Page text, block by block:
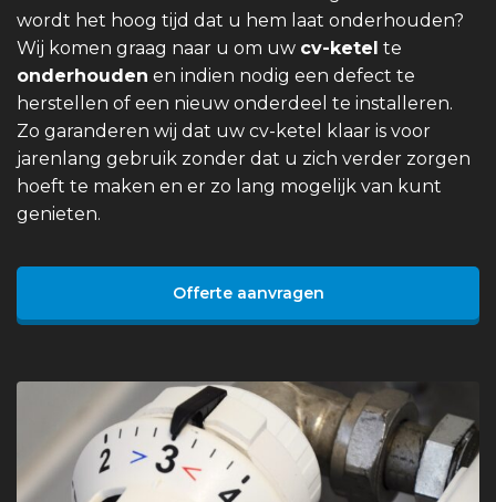
wordt het hoog tijd dat u hem laat onderhouden?
Wij komen graag naar u om uw cv-ketel te
onderhouden en indien nodig een defect te
herstellen of een nieuw onderdeel te installeren.
Zo garanderen wij dat uw cv-ketel klaar is voor
jarenlang gebruik zonder dat u zich verder zorgen
hoeft te maken en er zo lang mogelijk van kunt
genieten.
Offerte aanvragen